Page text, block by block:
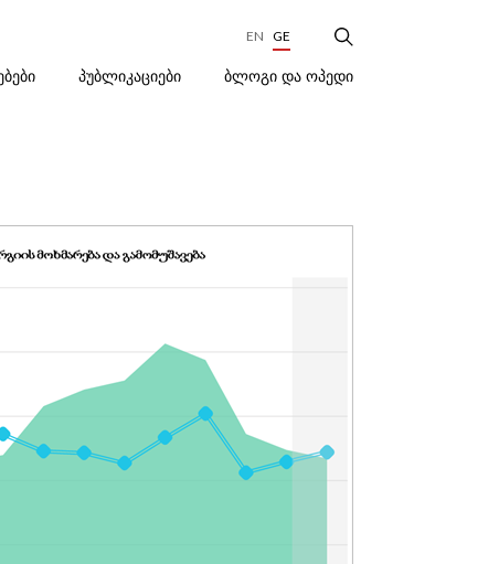
EN GE
ᲞᲣᲑᲚᲘᲙᲐᲪᲘᲔᲑᲘ ᲑᲚᲝᲒᲘ ᲓᲐ ᲝᲞᲔᲓᲘ